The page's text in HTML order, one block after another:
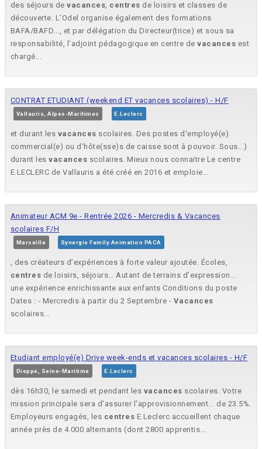
des séjours devacances, centres de loisirs et classes de
découverte. L’Odel organise également des formations
BAFA/BAFD..., et par délégation du Directeur(trice) et sous sa
responsabilité, l’adjoint pédagogique en centre devacances est
chargé...
CONTRAT ETUDIANT (weekend ET vacances scolaires) - H/F
Vallauris, Alpes-Maritimes E.Leclerc
et durant les vacances scolaires. Des postes d'employé(e)
commercial(e) ou d'hôte(sse)s de caisse sont à pouvoir. Sous...)
durant lesvacances scolaires. Mieux nous connaitre Le centre
E.LECLERC de Vallauris a été créé en 2016 et emploie...
Animateur ACM 9e - Rentrée 2026 - Mercredis & Vacances
scolaires F/H
Marseille Synergie Family Animation PACA
, des créateurs d’expériences à forte valeur ajoutée. Écoles,
centres de loisirs, séjours… Autant de terrains d’expression...
une expérience enrichissante aux enfants Conditions du poste
Dates : - Mercredis à partir du 2 Septembre - Vacances
scolaires...
Etudiant employé(e) Drive week-ends et vacances scolaires - H/F
Dieppe, Seine-Maritime E.Leclerc
dès 16h30, le samedi et pendant les vacances scolaires. Votre
mission principale sera d'assurer l'approvisionnement... de 23.5%.
Employeurs engagés, les centres E.Leclerc accueillent chaque
année près de 4.000 alternants (dont 2800 apprentis...